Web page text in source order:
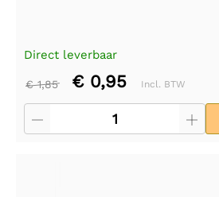
Direct leverbaar
€ 1,85 € 0,95 Incl. BTW